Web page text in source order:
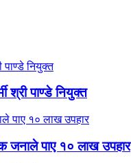
श्री पाण्डे नियुक्त
जनाले पाए १० लाख उपहार